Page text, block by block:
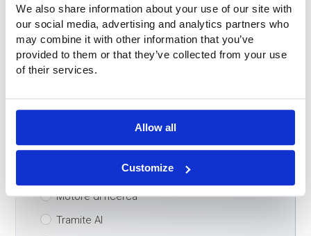
We also share information about your use of our site with
our social media, advertising and analytics partners who
may combine it with other information that you’ve
provided to them or that they’ve collected from your use
of their services.
Allow all
Customize
Telefono*
Email*
Come ha trovato la nostra azienda?
Motore di ricerca
Tramite AI